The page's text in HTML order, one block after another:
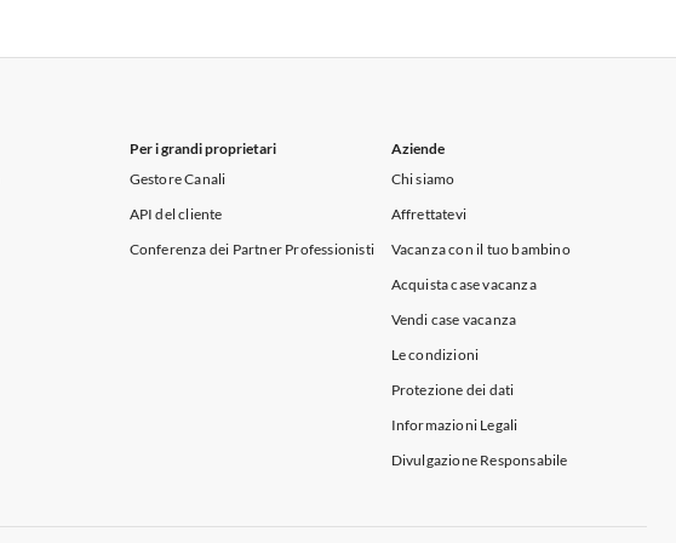
Per i grandi proprietari
Gestore Canali
API del cliente
Conferenza dei Partner Professionisti
Aziende
Chi siamo
Affrettatevi
Vacanza con il tuo bambino
Acquista case vacanza
Vendi case vacanza
Le condizioni
Protezione dei dati
Informazioni Legali
Divulgazione Responsabile